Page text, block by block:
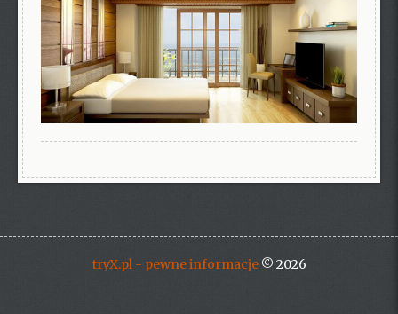
tryX.pl - pewne informacje© 2026